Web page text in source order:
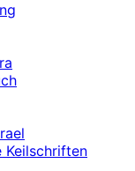
Keilschriften